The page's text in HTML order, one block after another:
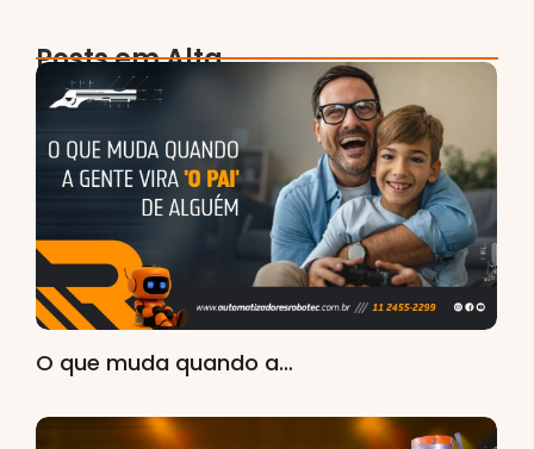
Posts em Alta
O que muda quando a…